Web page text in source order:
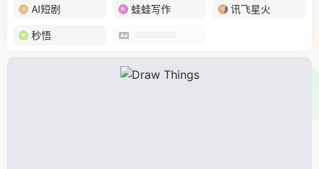
AI短剧 蛙蛙写作 讯飞星火
秒悟